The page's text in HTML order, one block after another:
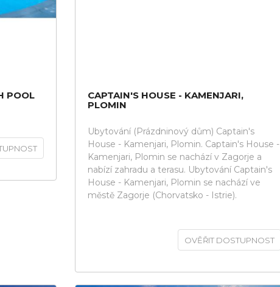
POOL
CAPTAIN'S HOUSE - KAMENJARI,
PLOMIN
Ubytování (Prázdninový dům) Captain's
House - Kamenjari, Plomin. Captain's House -
Kamenjari, Plomin se nachází v Zagorje a
nabízí zahradu a terasu. Ubytování Captain's
House - Kamenjari, Plomin se nachází ve
městě Zagorje (Chorvatsko - Istrie).
OVĚŘIT DOSTUPNOST